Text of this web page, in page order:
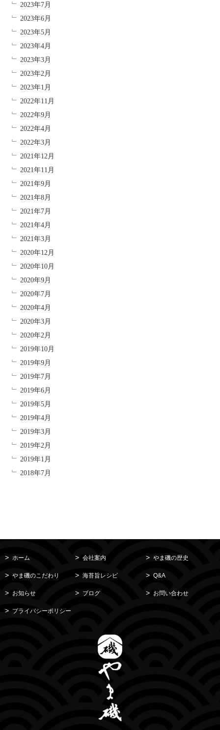
2023年7月
2023年6月
2023年5月
2023年4月
2023年3月
2023年2月
2023年1月
2022年11月
2022年9月
2022年4月
2022年3月
2021年12月
2021年11月
2021年9月
2021年8月
2021年7月
2021年4月
2021年3月
2020年12月
2020年10月
2020年9月
2020年7月
2020年4月
2020年3月
2020年2月
2019年10月
2019年9月
2019年7月
2019年6月
2019年5月
2019年4月
2019年3月
2019年2月
2019年1月
2018年7月
ホーム 会社案内 やま磯の歴史
やま磯のこだわり 海苔旨レシピ Q&A
お知らせ ブログ お問い合わせ
プライバシーポリシー